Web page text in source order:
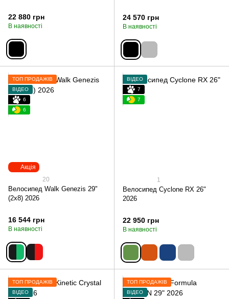
22 880 грн
В наявності
24 570 грн
В наявності
Акція
ТОП ПРОДАЖІВ
ВІДЕО
6
6
20
Велосипед Walk Genezis 29"
(2х8) 2026
16 544 грн
В наявності
ВІДЕО
7
7
1
Велосипед Cyclone RX 26"
2026
22 950 грн
В наявності
ТОП ПРОДАЖІВ
ВІДЕО
ТОП ПРОДАЖІВ
ВІДЕО